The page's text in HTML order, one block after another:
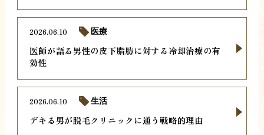
医師が語る男性の皮下脂肪に対する冷却治療の有
効性
2026.06.10 医療
デキる男が脱毛クリニックに通う戦略的理由
2026.06.10 生活